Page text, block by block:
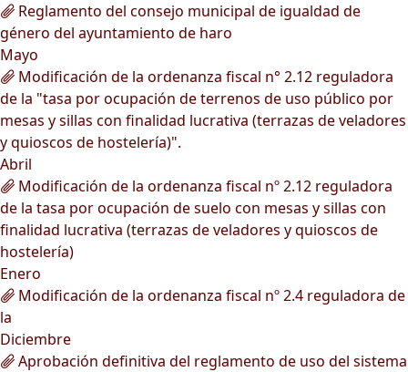
Reglamento del consejo municipal de igualdad de
género del ayuntamiento de haro
Mayo
Modificación de la ordenanza fiscal n° 2.12 reguladora
de la "tasa por ocupación de terrenos de uso público por
mesas y sillas con finalidad lucrativa (terrazas de veladores
y quioscos de hostelería)".
Abril
Modificación de la ordenanza fiscal nº 2.12 reguladora
de la tasa por ocupación de suelo con mesas y sillas con
finalidad lucrativa (terrazas de veladores y quioscos de
hostelería)
Enero
Modificación de la ordenanza fiscal nº 2.4 reguladora de
la
Diciembre
Aprobación definitiva del reglamento de uso del sistema